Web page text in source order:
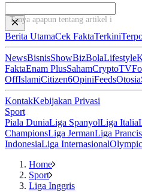
Tanya apapun tentang artikel ini.
Berita UtamaCek FaktaTerkini
NewsBisnisShowBizBolaLifestyle
FaktaEnam PlusSahamCryptoTV
OffIslamiCitizen6OpiniFeedsOtosia
KontakKebijakan Privasi
Sport
Piala DuniaLiga SpanyolLiga Italia
ChampionsLiga JermanLiga Prancis
IndonesiaLiga InternasionalOlympic
Home
Sport
Liga Inggris